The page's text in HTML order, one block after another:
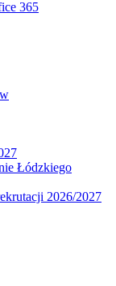
365
Łódzkiego
2026/2027